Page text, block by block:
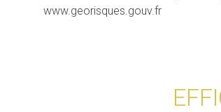
www.georisques.gouv.fr